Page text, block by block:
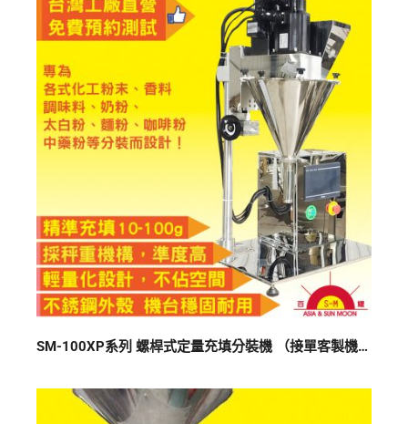
SM-100XP系列 螺桿式定量充填分裝機 （接單客製機）